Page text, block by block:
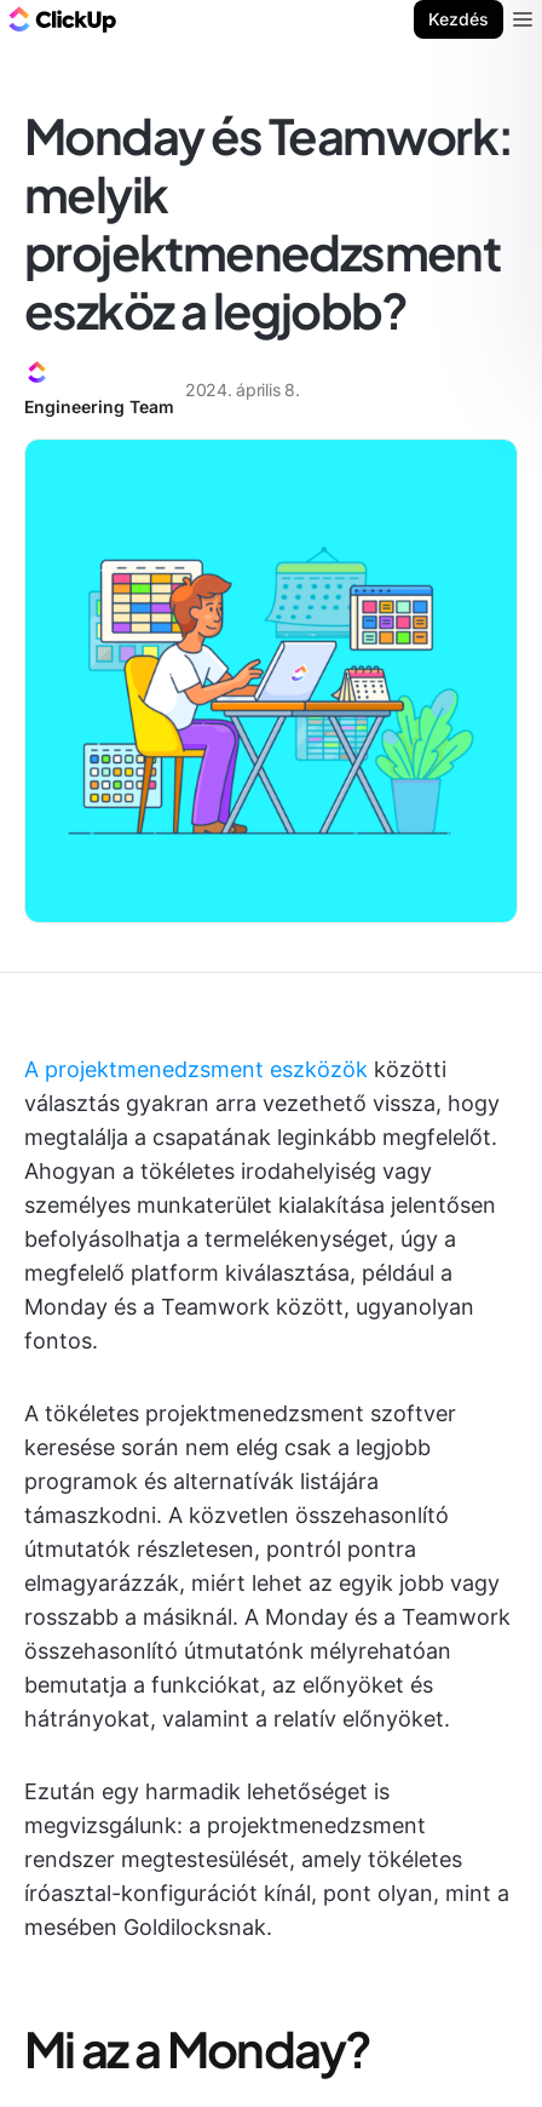
Kezdés
Monday és Teamwork:
melyik
projektmenedzsment
eszköz a legjobb?
Engineering Team
2024. április 8.
A projektmenedzsment eszközök közötti
választás gyakran arra vezethető vissza, hogy
megtalálja a csapatának leginkább megfelelőt.
Ahogyan a tökéletes irodahelyiség vagy
személyes munkaterület kialakítása jelentősen
befolyásolhatja a termelékenységet, úgy a
megfelelő platform kiválasztása, például a
Monday és a Teamwork között, ugyanolyan
fontos.
A tökéletes projektmenedzsment szoftver
keresése során nem elég csak a legjobb
programok és alternatívák listájára
támaszkodni. A közvetlen összehasonlító
útmutatók részletesen, pontról pontra
elmagyarázzák, miért lehet az egyik jobb vagy
rosszabb a másiknál. A Monday és a Teamwork
összehasonlító útmutatónk mélyrehatóan
bemutatja a funkciókat, az előnyöket és
hátrányokat, valamint a relatív előnyöket.
Ezután egy harmadik lehetőséget is
megvizsgálunk: a projektmenedzsment
rendszer megtestesülését, amely tökéletes
íróasztal-konfigurációt kínál, pont olyan, mint a
mesében Goldilocksnak.
Mi az a Monday?